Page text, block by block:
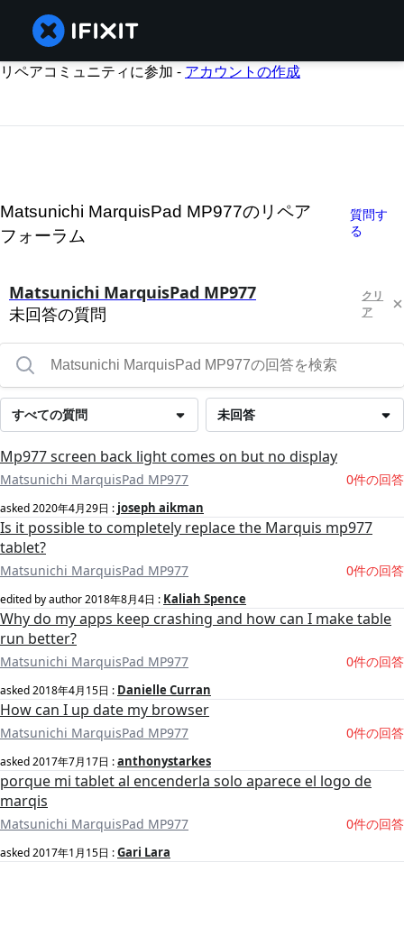
リペアコミュニティに参加 - アカウントの作成
Matsunichi MarquisPad MP977のリペア
フォーラム
質問す
る
Matsunichi MarquisPad MP977
未回答の質問
クリ
ア
未回答
すべての質問
Mp977 screen back light comes on but no display
Matsunichi MarquisPad MP977 0件の回答
asked2020年4月29日 : joseph aikman
Is it possible to completely replace the Marquis mp977
tablet?
Matsunichi MarquisPad MP977 0件の回答
edited by author2018年8月4日 : Kaliah Spence
Why do my apps keep crashing and how can I make table
run better?
Matsunichi MarquisPad MP977 0件の回答
asked2018年4月15日 : Danielle Curran
How can I up date my browser
Matsunichi MarquisPad MP977 0件の回答
asked2017年7月17日 :anthonystarkes
porque mi tablet al encenderla solo aparece el logo de
marqis
Matsunichi MarquisPad MP977 0件の回答
asked2017年1月15日 :Gari Lara